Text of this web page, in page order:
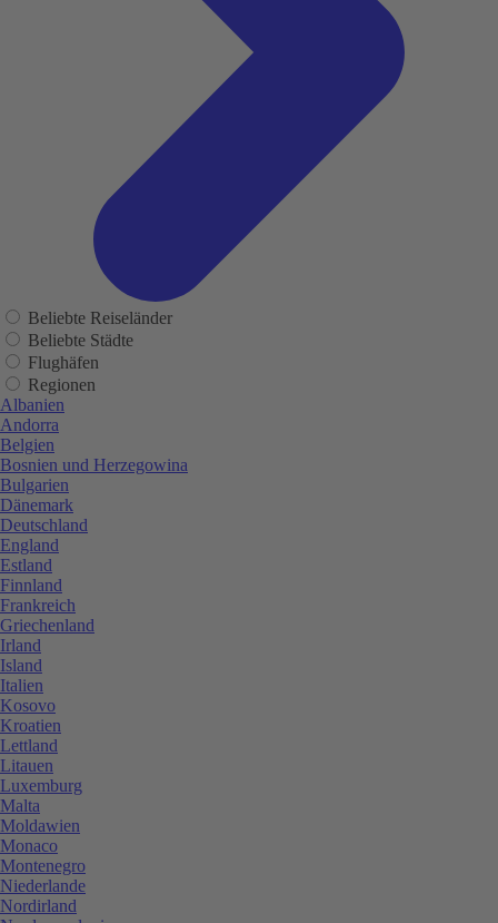
Beliebte Reiseländer
Beliebte Städte
Flughäfen
Regionen
Albanien
Andorra
Belgien
Bosnien und Herzegowina
Bulgarien
Dänemark
Deutschland
England
Estland
Finnland
Frankreich
Griechenland
Irland
Island
Italien
Kosovo
Kroatien
Lettland
Litauen
Luxemburg
Malta
Moldawien
Monaco
Montenegro
Niederlande
Nordirland